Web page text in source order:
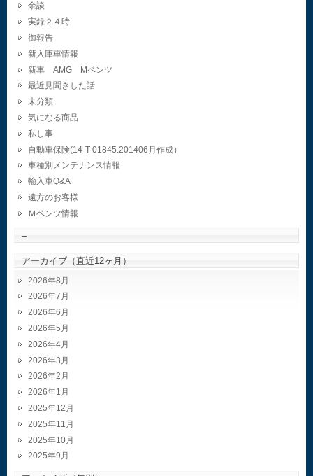
余談
実録２４時
御報告
新入庫車情報
新車 AMG Mベンツ
最近見聞きした話
未分類
気になる商品
私し事
自動車保険(14-T-01845.201406月作成）
車種別メンテナンス情報
輸入車Q&A
遠方のお客様
Ｍベンツ情報
–
アーカイブ（直近12ヶ月）
2026年8月
2026年7月
2026年6月
2026年5月
2026年4月
2026年3月
2026年2月
2026年1月
2025年12月
2025年11月
2025年10月
2025年9月